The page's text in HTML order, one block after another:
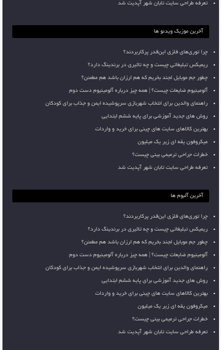
تعرفه طراحی سایت تابان شهر آپدیت شد
آخرین موزیک ویدئو ها
چرا توری‌های فلزی این‌قدر پرکاربردند؟
ریمیکس تبلیغاتی چیست و چه تاثیری در برندینگ دارد؟
چطور جم موبایل لجند بخریم که هم ارزان باشد هم مطمئن؟
آلومینیوم ضایعات چیست؟ | همه چیز درباره آلومینیوم دست دوم
راهنمای والدین برای انتخاب شهربازی سرپوشیده ایمن و جذاب برای کودکان
روش های جدید آموزشی برای پایه ششم ابتدایی
بهترین کالاهای سایت های چینی برای خرید و واردات
میکروفون یقه ای زیر یک میلیون
خطرات جراحی ترمیمی بینی چیست؟
تعرفه طراحی سایت تابان شهر آپدیت شد
آخرین آلبوم ها
چرا توری‌های فلزی این‌قدر پرکاربردند؟
ریمیکس تبلیغاتی چیست و چه تاثیری در برندینگ دارد؟
چطور جم موبایل لجند بخریم که هم ارزان باشد هم مطمئن؟
آلومینیوم ضایعات چیست؟ | همه چیز درباره آلومینیوم دست دوم
راهنمای والدین برای انتخاب شهربازی سرپوشیده ایمن و جذاب برای کودکان
روش های جدید آموزشی برای پایه ششم ابتدایی
بهترین کالاهای سایت های چینی برای خرید و واردات
میکروفون یقه ای زیر یک میلیون
خطرات جراحی ترمیمی بینی چیست؟
تعرفه طراحی سایت تابان شهر آپدیت شد